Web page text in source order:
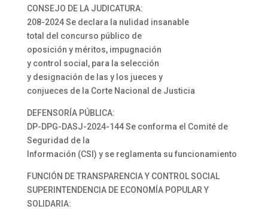
CONSEJO DE LA JUDICATURA:
208-2024 Se declara la nulidad insanable
total del concurso público de
oposición y méritos, impugnación
y control social, para la selección
y designación de las y los jueces y
conjueces de la Corte Nacional de Justicia
DEFENSORÍA PÚBLICA:
DP-DPG-DASJ-2024-144 Se conforma el Comité de
Seguridad de la
Información (CSI) y se reglamenta su funcionamiento
FUNCIÓN DE TRANSPARENCIA Y CONTROL SOCIAL
SUPERINTENDENCIA DE ECONOMÍA POPULAR Y
SOLIDARIA: